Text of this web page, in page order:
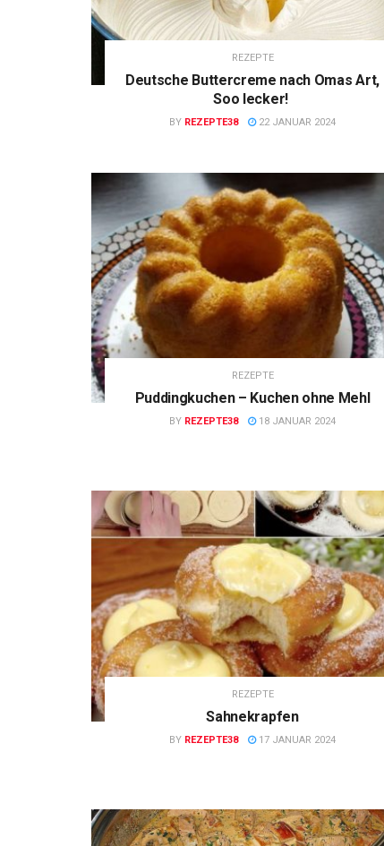
REZEPTE
Deutsche Buttercreme nach Omas Art,
Soo lecker!
BY REZEPTE38 22 JANUAR 2024
REZEPTE
Puddingkuchen – Kuchen ohne Mehl
BY REZEPTE38 18 JANUAR 2024
REZEPTE
Sahnekrapfen
BY REZEPTE38 17 JANUAR 2024